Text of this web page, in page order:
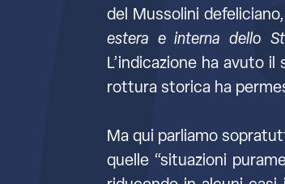
del Mussolini
estera e interna dello
L’indicazione ha avuto
rottura storica ha
Ma qui parliamo
quelle “situazioni